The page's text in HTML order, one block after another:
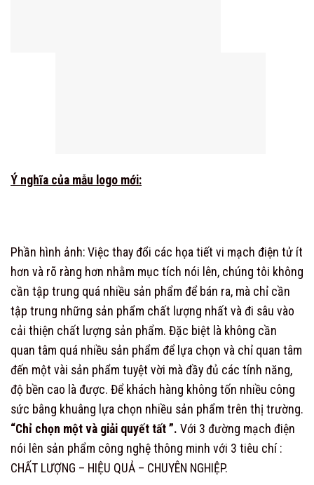
Ý nghĩa của mẫu logo mới:
Phần hình ảnh: Việc thay đổi các họa tiết vi mạch điện tử ít
hơn và rõ ràng hơn nhằm mục tích nói lên, chúng tôi không
cần tập trung quá nhiều sản phẩm để bán ra, mà chỉ cần
tập trung những sản phẩm chất lượng nhất và đi sâu vào
cải thiện chất lượng sản phẩm. Đặc biệt là không cần
quan tâm quá nhiều sản phẩm để lựa chọn và chỉ quan tâm
đến một vài sản phẩm tuyệt vời mà đầy đủ các tính năng,
độ bền cao là được. Để khách hàng không tốn nhiều công
sức bâng khuâng lựa chọn nhiều sản phẩm trên thị trường.
“Chỉ chọn một và giải quyết tất ”. Với 3 đường mạch điện
nói lên sản phẩm công nghệ thông minh với 3 tiêu chí :
CHẤT LƯỢNG – HIỆU QUẢ – CHUYÊN NGHIỆP.